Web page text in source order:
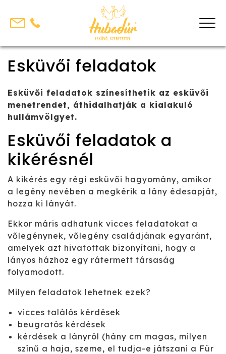
content
Esküvői feladatok
Esküvői feladatok színesíthetik az esküvői
menetrendet, áthidalhatják a kialakuló
hullámvölgyet.
Esküvői feladatok a
kikérésnél
A kikérés egy régi esküvői hagyomány, amikor
a legény nevében a megkérik a lány édesapját,
hozza ki lányát.
Ekkor máris adhatunk vicces feladatokat a
vőlegénynek, vőlegény családjának egyaránt,
amelyek azt hivatottak bizonyítani, hogy a
lányos házhoz egy rátermett társaság
folyamodott.
Milyen feladatok lehetnek ezek?
vicces találós kérdések
beugratós kérdések
kérdések a lányról (hány cm magas, milyen
színű a haja, szeme, el tudja-e játszani a Für